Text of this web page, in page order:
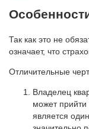
Так как это не
означает, что
Отличительные
Владелец
может прийти
является